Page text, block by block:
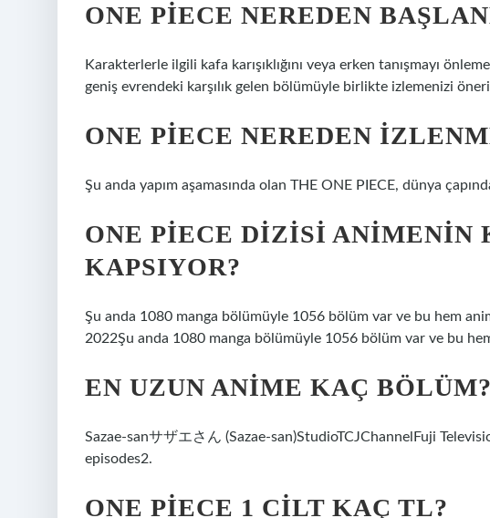
ONE PIECE NEREDEN
Karakterlerle ilgili kafa karışıklığını veya erken tanışmayı
geniş evrendeki karşılık gelen bölümüyle birlikte izlemenizi
ONE PIECE NEREDEN
Şu anda yapım aşamasında olan THE ONE PIECE, dünya
ONE PIECE DIZISI ANIMENIN
KAPSIYOR?
Şu anda 1080 manga bölümüyle 1056 bölüm var ve bu hem
2022Şu anda 1080 manga bölümüyle 1056 bölüm var ve bu
EN UZUN ANIME KAÇ BÖLÜM?
Sazae-sanサザエさん (Sazae-san)StudioTCJChannelFuji
episodes2.
ONE PIECE 1 CILT KAÇ TL?